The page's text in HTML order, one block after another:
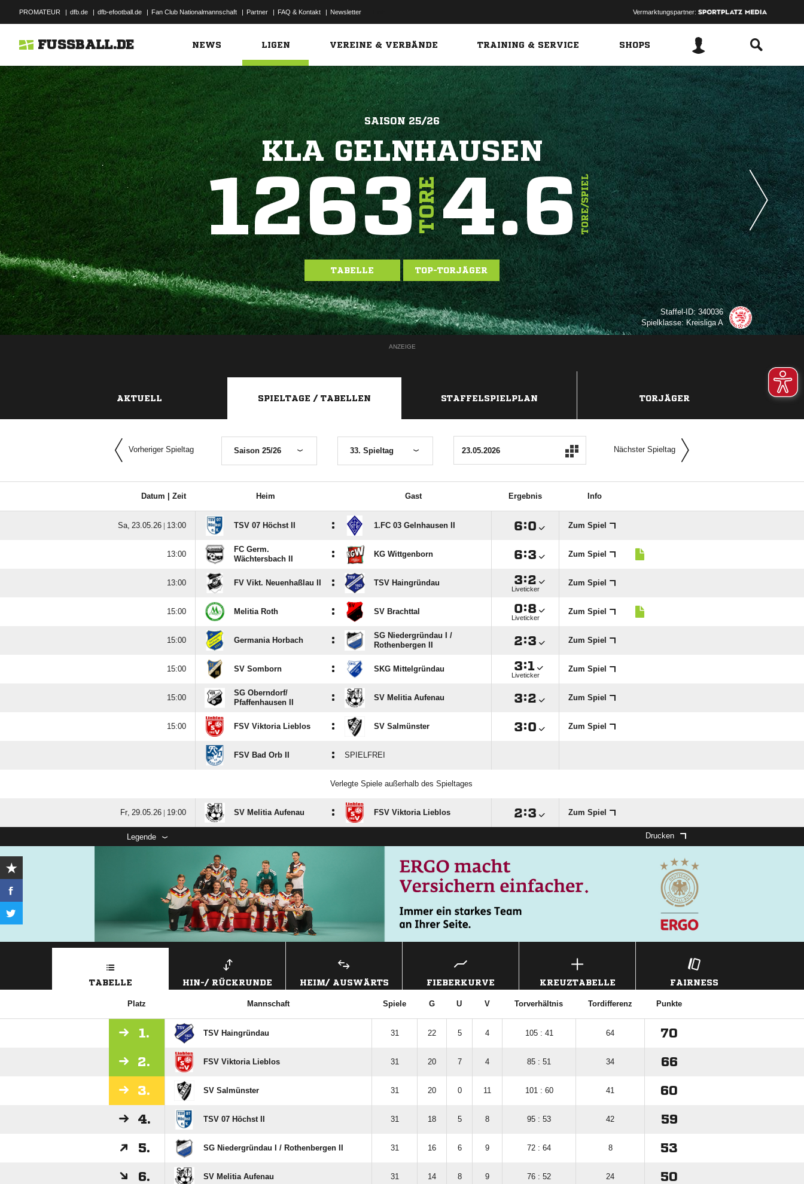
PROMATEUR | dfb.de | dfb-efootball.de | Fan Club Nationalmannschaft | Partner | FAQ & Kontakt | Newsletter Vermarktungspartner:
FUSSBALL.DE NEWS LIGEN VEREINE & VERBÄNDE TRAINING & SERVICE SHOPS
SAISON 25/26
KLA GELNHAUSEN
1263TORE4.6TORE/SPIEL
TABELLE TOP-TORJÄGER
Staffel-ID: 340036
Spielklasse: Kreisliga A
ANZEIGE
AKTUELL SPIELTAGE / TABELLEN STAFFELSPIELPLAN TORJÄGER
Vorheriger Spieltag Saison 25/26 33. Spieltag Nächster Spieltag
Datum | Zeit Heim Gast Ergebnis Info
  |  TSV 07 Höchst II : 1.FC 03 Gelnhausen II : Zum Spiel

FC Germ.
Wächtersbach II
: KG Wittgenborn : Zum Spiel
 FV Vikt. Neuenhaßlau II : TSV Haingründau :
Liveticker
Zum Spiel
 Melitia Roth : SV Brachttal :
Liveticker
Zum Spiel
 Germania Horbach :
SG Niedergründau I /​
Rothenbergen II
: Zum Spiel
 SV Somborn : SKG Mittelgründau :
Liveticker
Zum Spiel

SG Oberndorf/​
Pfaffenhausen II
: SV Melitia Aufenau : Zum Spiel
 FSV Viktoria Lieblos : SV Salmünster : Zum Spiel
FSV Bad Orb II : SPIELFREI
Verlegte Spiele außerhalb des Spieltages
  |  SV Melitia Aufenau : FSV Viktoria Lieblos : Zum Spiel
Legende Drucken
TABELLE HIN-/ RÜCKRUNDE HEIM/ AUSWÄRTS FIEBERKURVE KREUZTABELLE FAIRNESS
Platz Mannschaft Spiele G U V Torverhältnis Tordifferenz Punkte
1. TSV Haingründau 31 22 5 4 105 : 41 64 70
2. FSV Viktoria Lieblos 31 20 7 4 85 : 51 34 66
3. SV Salmünster 31 20 0 11 101 : 60 41 60
4. TSV 07 Höchst II 31 18 5 8 95 : 53 42 59
5. SG Niedergründau I /​ Rothenbergen II 31 16 6 9 72 : 64 8 53
6. SV Melitia Aufenau 31 14 8 9 76 : 52 24 50